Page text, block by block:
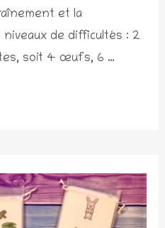
et la
niveaux de difficultés : 2
soit 4 œufs, 6 …